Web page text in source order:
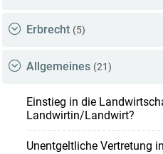
Erbrecht (5)
Allgemeines (21)
Einstieg in die
Landwirtin/Landwirt?
Unentgeltliche Vertretung